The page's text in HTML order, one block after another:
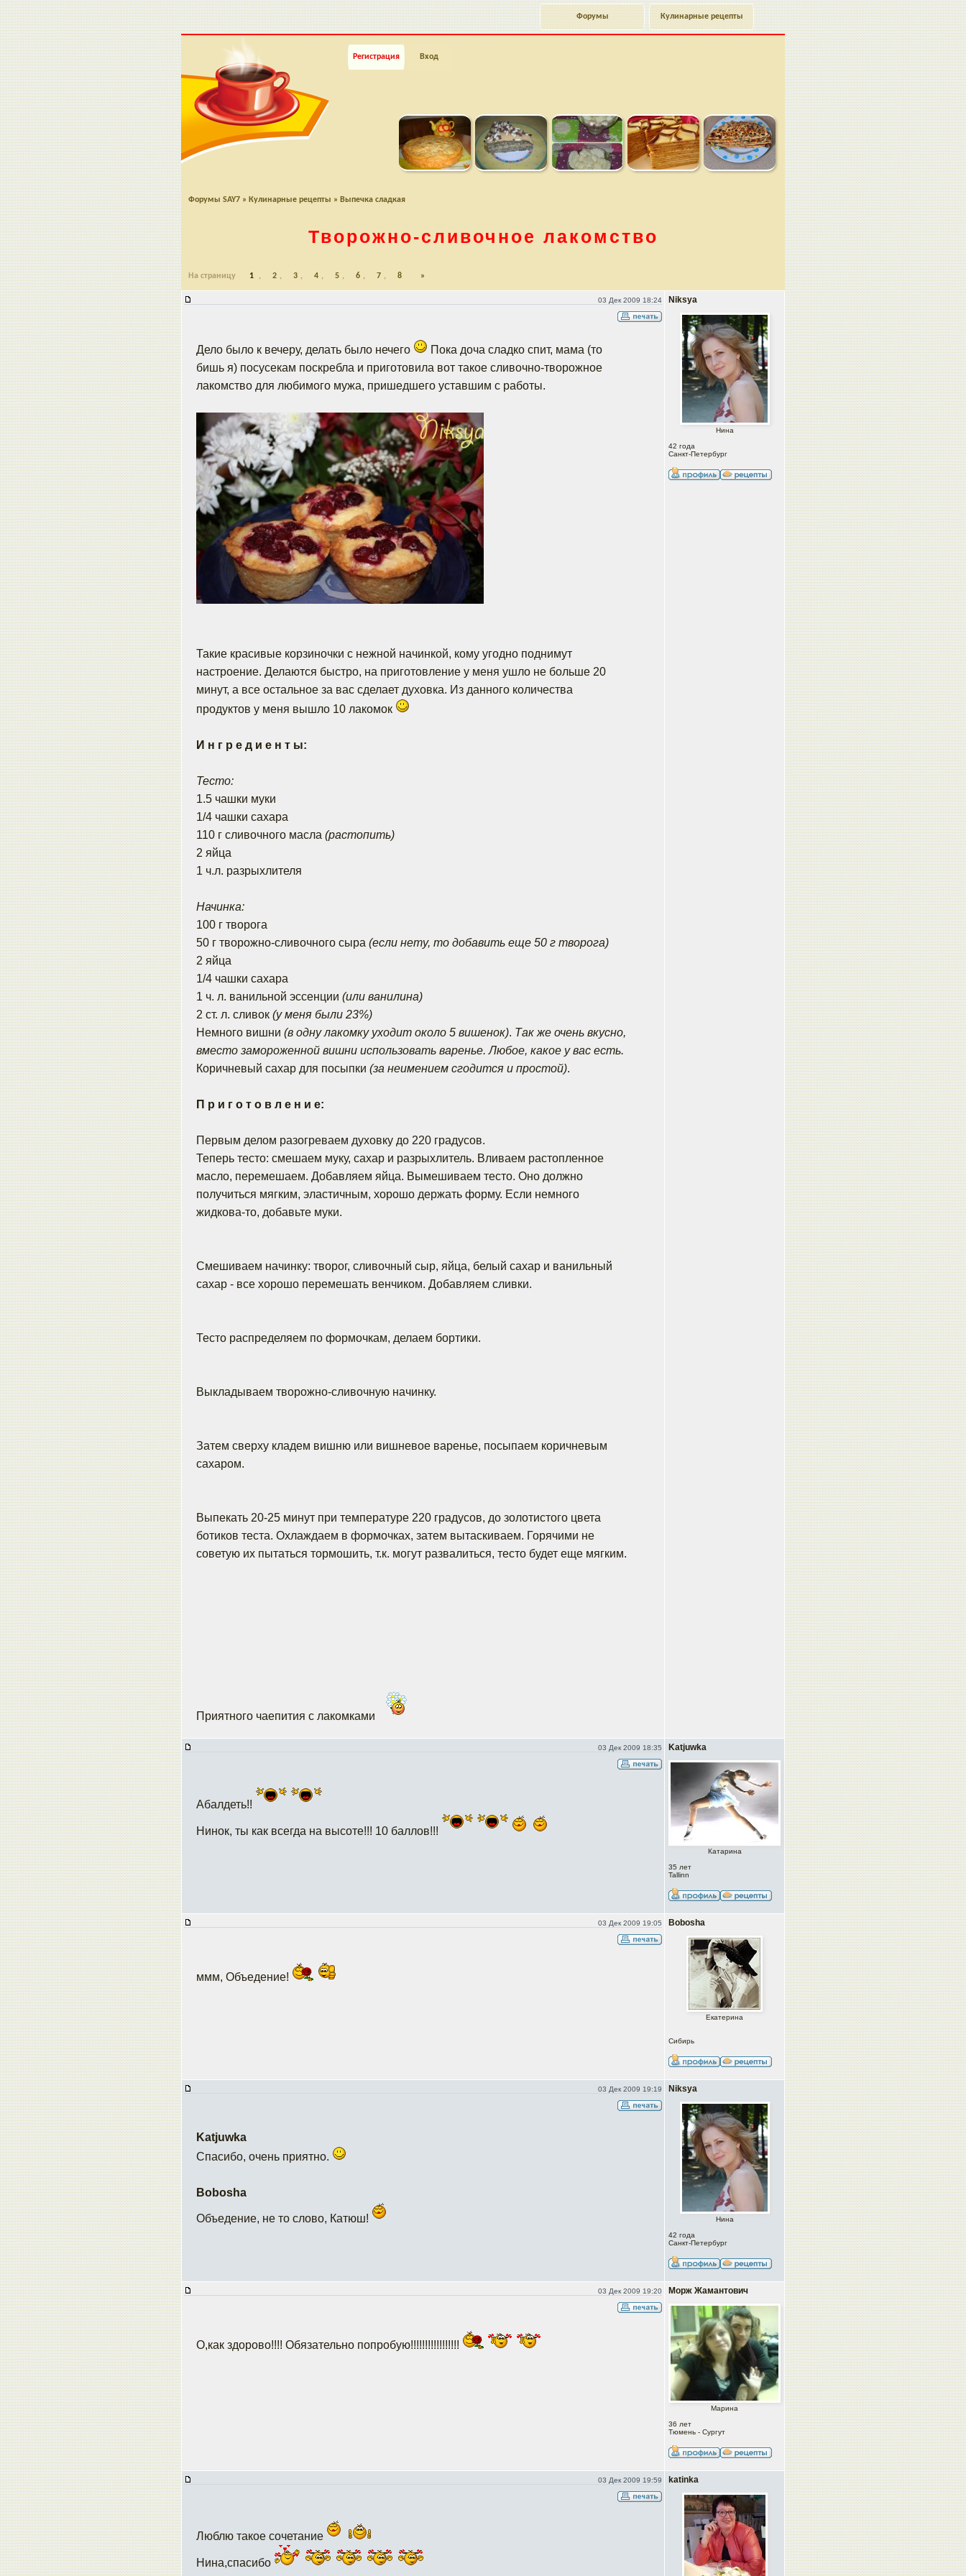
Кулинарные рецепты
Форумы
Регистрация Вход
Форумы SAY7 » Кулинарные рецепты » Выпечка сладкая
Творожно-сливочное лакомство
На страницу 1 , 2 , 3 , 4 , 5 , 6 , 7 , 8 »
03 Дек 2009 18:24 Niksya
Нина
42 года
Санкт-Петербург
Дело было к вечеру, делать было нечего
Пока доча сладко спит, мама (то
бишь я) посусекам поскребла и приготовила вот такое сливочно-творожное
лакомство для любимого мужа, пришедшего уставшим с работы.
Такие красивые корзиночки с нежной начинкой, кому угодно поднимут
настроение. Делаются быстро, на приготовление у меня ушло не больше 20
минут, а все остальное за вас сделает духовка. Из данного количества
продуктов у меня вышло 10 лакомок
И н г р е д и е н т ы:
Тесто:
1.5 чашки муки
1/4 чашки сахара
110 г сливочного масла (растопить)
2 яйца
1 ч.л. разрыхлителя
Начинка:
100 г творога
50 г творожно-сливочного сыра (если нету, то добавить еще 50 г творога)
2 яйца
1/4 чашки сахара
1 ч. л. ванильной эссенции (или ванилина)
2 ст. л. сливок (у меня были 23%)
Немного вишни (в одну лакомку уходит около 5 вишенок). Так же очень вкусно,
вместо замороженной вишни использовать варенье. Любое, какое у вас есть.
Коричневый сахар для посыпки (за неимением сгодится и простой).
П р и г о т о в л е н и е:
Первым делом разогреваем духовку до 220 градусов.
Теперь тесто: смешаем муку, сахар и разрыхлитель. Вливаем растопленное
масло, перемешаем. Добавляем яйца. Вымешиваем тесто. Оно должно
получиться мягким, эластичным, хорошо держать форму. Если немного
жидкова-то, добавьте муки.
Смешиваем начинку: творог, сливочный сыр, яйца, белый сахар и ванильный
сахар - все хорошо перемешать венчиком. Добавляем сливки.
Тесто распределяем по формочкам, делаем бортики.
Выкладываем творожно-сливочную начинку.
Затем сверху кладем вишню или вишневое варенье, посыпаем коричневым
сахаром.
Выпекать 20-25 минут при температуре 220 градусов, до золотистого цвета
ботиков теста. Охлаждаем в формочках, затем вытаскиваем. Горячими не
советую их пытаться тормошить, т.к. могут развалиться, тесто будет еще мягким.
Приятного чаепития с лакомками
03 Дек 2009 18:35 Katjuwka
Катарина
35 лет
Tallinn
Абалдеть!!
Нинок, ты как всегда на высоте!!! 10 баллов!!!
03 Дек 2009 19:05 Bobosha
Екатерина
Сибирь
ммм, Объедение!
03 Дек 2009 19:19 Niksya
Нина
42 года
Санкт-Петербург
Katjuwka
Спасибо, очень приятно.
Bobosha
Объедение, не то слово, Катюш!
03 Дек 2009 19:20 Морж Жамантович
Марина
36 лет
Тюмень - Сургут
О,как здорово!!!! Обязательно попробую!!!!!!!!!!!!!!!!!
03 Дек 2009 19:59 katinka
Люблю такое сочетание
Нина,спасибо